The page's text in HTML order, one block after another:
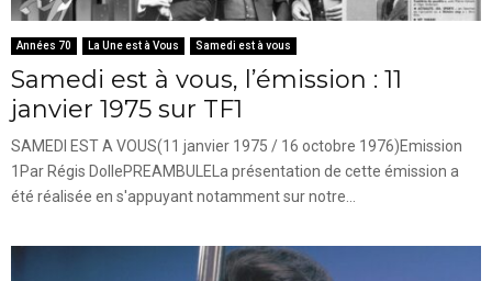
Années 70 La Une est à Vous Samedi est à vous
Samedi est à vous, l’émission : 11
janvier 1975 sur TF1
SAMEDI EST A VOUS(11 janvier 1975 / 16 octobre 1976)Emission
1Par Régis DollePREAMBULELa présentation de cette émission a
été réalisée en s'appuyant notamment sur notre...